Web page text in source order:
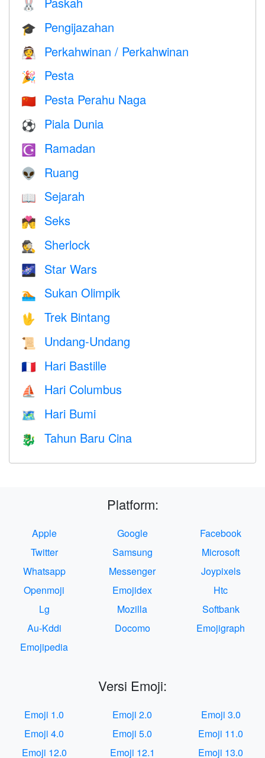
🐰
🎓 Pengijazahan
👰 Perkahwinan / Perkahwinan
🎉 Pesta
🇨🇳 Pesta Perahu Naga
⚽ Piala Dunia
☪️ Ramadan
👽 Ruang
📖 Sejarah
💏 Seks
🕵️ Sherlock
🌌 Star Wars
🏊 Sukan Olimpik
🖖 Trek Bintang
📜 Undang-Undang
🇫🇷 Hari Bastille
⛵️ Hari Columbus
🗺️ Hari Bumi
🐉 Tahun Baru Cina
Platform:
Apple Google
Facebook
Twitter
Samsung
Microsoft
Whatsapp
Messenger
Joypixels
Openmoji
Emojidex
Htc
Lg
Mozilla
Softbank
Au-Kddi
Docomo
Emojigraph
Emojipedia
Versi Emoji:
Emoji 1.0 Emoji 2.0
Emoji 3.0
Emoji 4.0
Emoji 5.0
Emoji 11.0
Emoji 12.0
Emoji 12.1 Emoji 13.0